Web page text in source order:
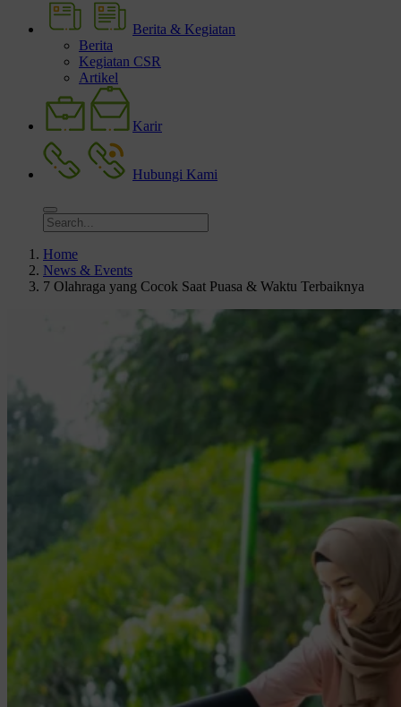
Berita & Kegiatan
Berita
Kegiatan CSR
Artikel
Karir
Hubungi Kami
Home
News & Events
7 Olahraga yang Cocok Saat Puasa & Waktu Terbaiknya